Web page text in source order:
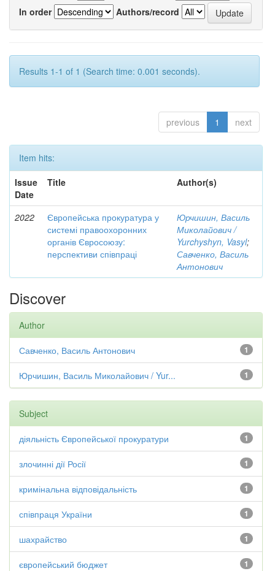
In order
Authors/record
Results 1-1 of 1 (Search time: 0.001 seconds).
previous 1 next
Item hits:
Issue
Date
Title Author(s)
2022
Європейська прокуратура у
системі правоохоронних
органів Євросоюзу:
перспективи співпраці
Юрчишин, Василь
Миколайович /
Yurchyshyn, Vasyl;
Савченко, Василь
Антонович
Discover
Author
1
Савченко, Василь Антонович
1
Юрчишин, Василь Миколайович / Yur...
Subject
1
діяльність Європейської прокуратури
1
злочинні дії Росії
1
кримінальна відповідальність
1
співпраця України
1
шахрайство
1
європейський бюджет